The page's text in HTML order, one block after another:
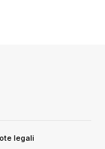
legali